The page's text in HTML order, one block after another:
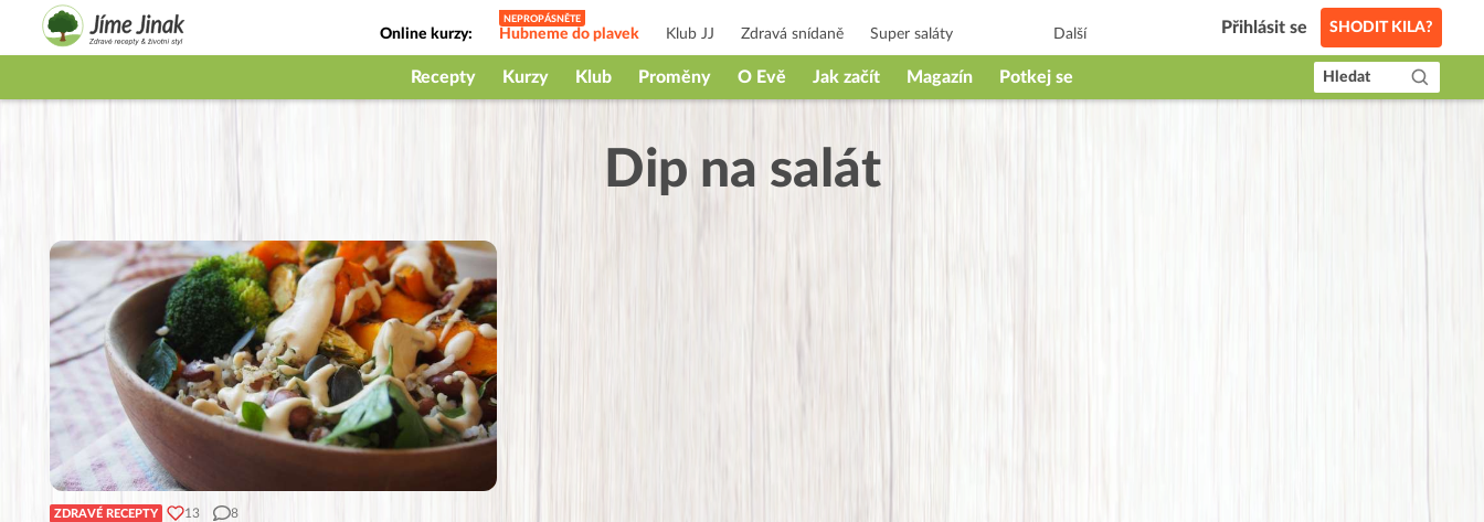
Online kurzy: Hubneme do plavek Klub JJ Zdravá snídaně Super saláty
Jak na babičky
Další Přihlásit se SHODIT KILA?
Recepty Kurzy Klub Proměny O Evě Jak začít Magazín Potkej se Hledat
Dip na salát
ZDRAVÉ RECEPTY 13 8